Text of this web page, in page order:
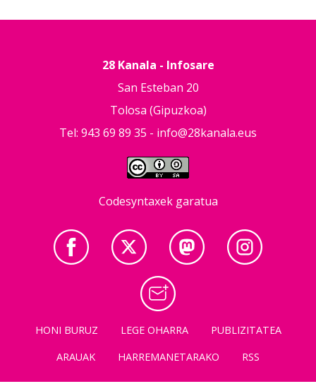
28 Kanala - Infosare
San Esteban 20
Tolosa (Gipuzkoa)
Tel: 943 69 89 35 - info@28kanala.eus
Codesyntaxek garatua
HONI BURUZ LEGE OHARRA
PUBLIZITATEA
ARAUAK
HARREMANETARAKO RSS